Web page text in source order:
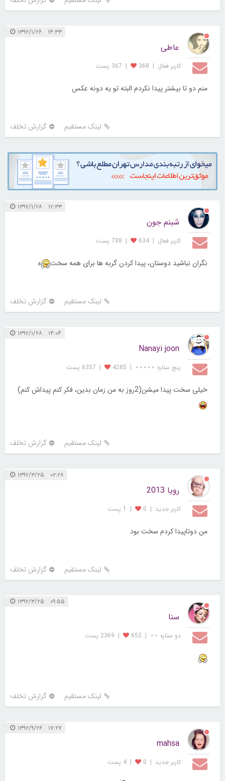
۱۴:۳۳ ۱۳۹۲/۱/۲۶
عاطی
کاربر فعال |
368
| 367 پست
منم دو تا بیشتر پیدا نکردم البته تو یه دونه عکس
لینک مستقیم گزارش تخلف
۱۲:۳۳ ۱۳۹۲/۱/۲۸
شبنم جون
کاربر فعال |
634
| 788 پست
نگران نباشید دوستان، پیدا کردن گربه ها برای همه سخت ه
لینک مستقیم گزارش تخلف
۱۴:۰۴ ۱۳۹۲/۱/۲۸
Nanayi joon
پنج ستاره ⋆⋆⋆⋆⋆ |
4285
| 6357 پست
خیلی سخت پیدا میشن(2روز به من زمان بدین، فکر کنم پیداش کنم)
لینک مستقیم گزارش تخلف
۰۲:۲۸ ۱۳۹۲/۳/۲۵
رویا 2013
کاربر جديد |
0
| 1 پست
من دوتاپیدا کردم سخت بود
لینک مستقیم گزارش تخلف
۰۹:۵۵ ۱۳۹۲/۳/۲۵
سنا
دو ستاره ⋆⋆ |
652
| 2369 پست
لینک مستقیم گزارش تخلف
۱۷:۲۷ ۱۳۹۲/۹/۲۶
mahsa
کاربر جديد |
0
| 4 پست